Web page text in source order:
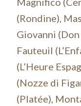
(Rondine),
Giovanni
Fauteuil
(L’Heure
(Nozze di
(Platée),